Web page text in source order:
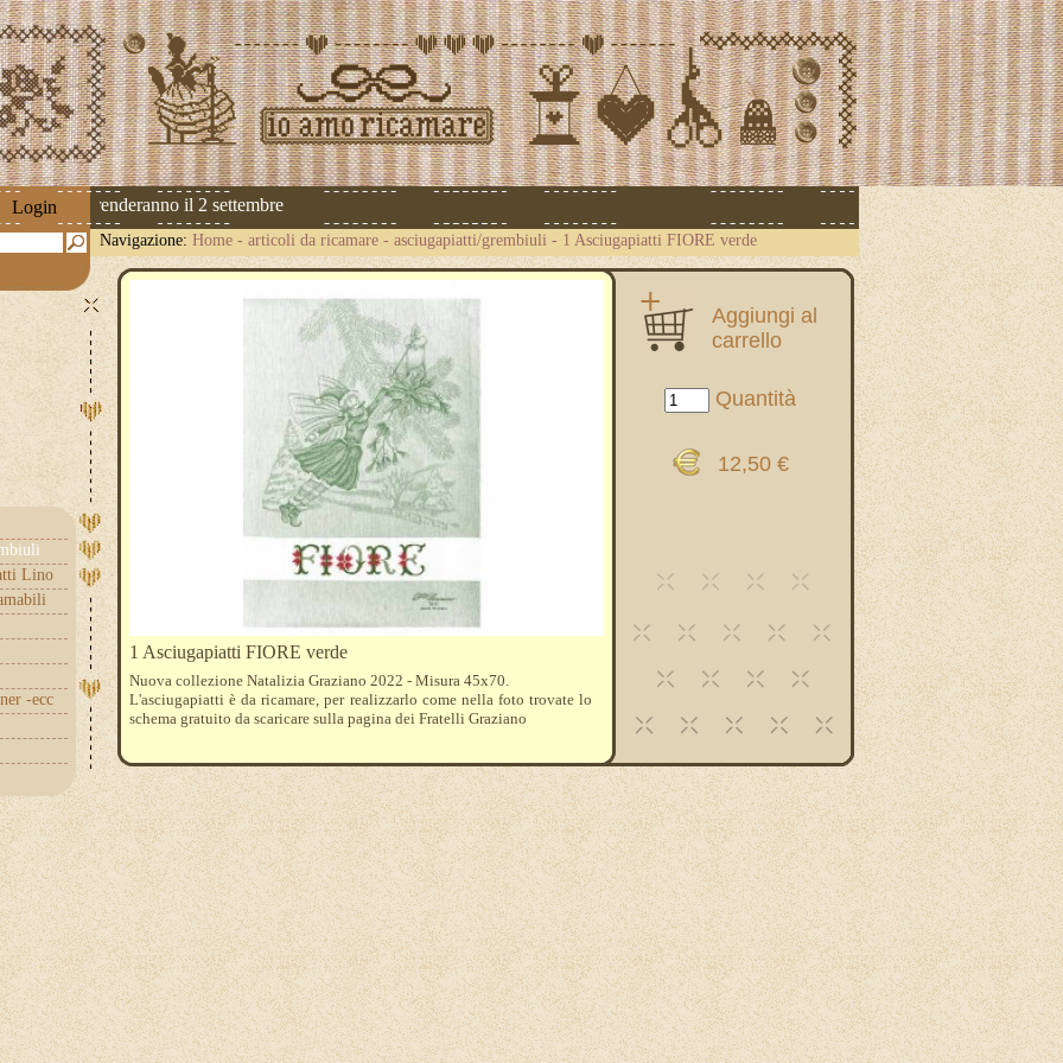
Login riprenderanno il 2 settembre
Navigazione: Home - articoli da ricamare - asciugapiatti/grembiuli - 1 Asciugapiatti FIORE verde
Lino
-ecc
Aggiungi al
carrello
Quantità
12,50 €
1 Asciugapiatti FIORE verde
Nuova collezione Natalizia Graziano 2022 - Misura 45x70.
L'asciugapiatti è da ricamare, per realizzarlo come nella foto trovate lo
schema gratuito da scaricare sulla pagina dei Fratelli Graziano